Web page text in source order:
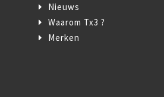
Nieuws
Waarom Tx3 ?
Merken